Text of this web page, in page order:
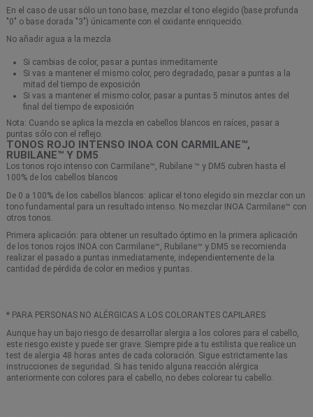
En el caso de usar sólo un tono base, mezclar el tono elegido (base profunda
"0" o base dorada "3") únicamente con el oxidante enriquecido.
No añadir agua a la mezcla
Si cambias de color, pasar a puntas inmeditamente
Si vas a mantener el mismo color, pero degradado, pasar a puntas a la
mitad del tiempo de exposición
Si vas a mantener el mismo color, pasar a puntas 5 minutos antes del
final del tiempo de exposición
Nota: Cuando se aplica la mezcla en cabellos blancos en raíces, pasar a
puntas sólo con el reflejo.
TONOS ROJO INTENSO INOA CON CARMILANE™,
RUBILANE™ Y DM5
Los tonos rojo intenso con Carmilane™, Rubilane ™ y DM5 cubren hasta el
100% de los cabellos blancos
De 0 a 100% de los cabellos blancos: aplicar el tono elegido sin mezclar con un
tono fundamental para un resultado intenso. No mezclar INOA Carmilane™ con
otros tonos.
Primera aplicación: para obtener un resultado óptimo en la primera aplicación
de los tonos rojos INOA con Carmilane™, Rubilane™ y DM5 se recomienda
realizar el pasado a puntas inmediatamente, independientemente de la
cantidad de pérdida de color en medios y puntas.
* PARA PERSONAS NO ALÉRGICAS A LOS COLORANTES CAPILARES
Aunque hay un bajo riesgo de desarrollar alergia a los colores para el cabello,
este riesgo existe y puede ser grave. Siempre pide a tu estilista que realice un
test de alergia 48 horas antes de cada coloración. Sigue estrictamente las
instrucciones de seguridad. Si has tenido alguna reacción alérgica
anteriormente con colores para el cabello, no debes colorear tu cabello.